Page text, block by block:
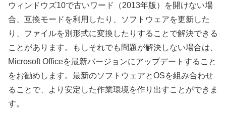
ウィンドウズ10で古いワード（2013年版）を開けない場
合、互換モードを利用したり、ソフトウェアを更新した
り、ファイルを別形式に変換したりすることで解決できる
ことがあります。もしそれでも問題が解決しない場合は、
Microsoft Officeを最新バージョンにアップデートすること
をお勧めします。最新のソフトウェアとOSを組み合わせ
ることで、より安定した作業環境を作り出すことができま
す。